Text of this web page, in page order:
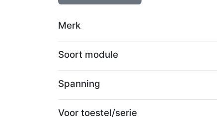
Merk
Soort module
Spanning
Voor toestel/serie